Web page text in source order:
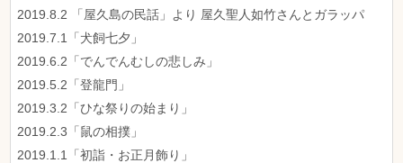
2019.8.2 「屋久島の民話」より 屋久聖人如竹さんとガラッパ
2019.7.1「犬飼七夕」
2019.6.2「でんでんむしの悲しみ」
2019.5.2「登龍門」
2019.3.2「ひな祭りの始まり」
2019.2.3「鼠の相撲」
2019.1.1「初詣・お正月飾り」